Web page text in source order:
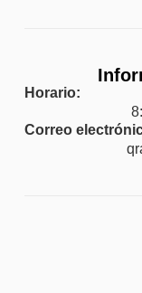
Horario:
Correo